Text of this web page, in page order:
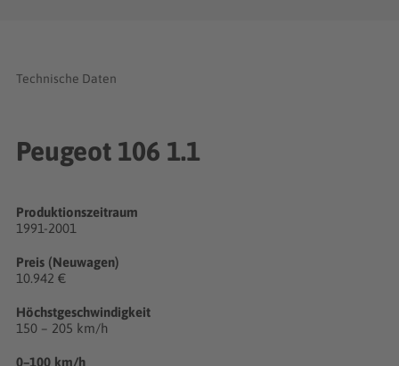
Technische Daten
Peugeot 106 1.1
Produktionszeitraum
1991-2001
Preis (Neuwagen)
10.942 €
Höchstgeschwindigkeit
150 – 205 km/h
0–100 km/h